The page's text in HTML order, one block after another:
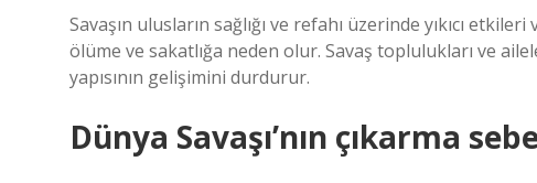
Savaşın ulusların sağlığı ve refahı üzerinde yıkıcı
ölüme ve sakatlığa neden olur. Savaş toplulukları ve
yapısının gelişimini durdurur.
Dünya Savaşı’nın çıkarma